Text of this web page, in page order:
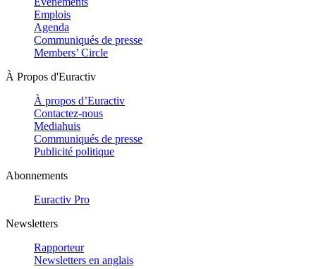
Emplois
Agenda
Communiqués de presse
Members’ Circle
À Propos d'Euractiv
À propos d’Euractiv
Contactez-nous
Mediahuis
Communiqués de presse
Publicité politique
Abonnements
Euractiv Pro
Newsletters
Rapporteur
Newsletters en anglais